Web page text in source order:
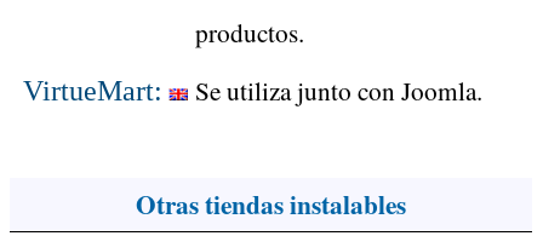
productos.
VirtueMart: Se utiliza junto con Joomla.
Otras tiendas instalables